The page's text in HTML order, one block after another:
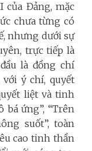
của Đảng, mặc
chưa từng có
nhưng dưới sự
trực tiếp là
là đồng chí
ý chí, quyết
liệt và tinh
bá ứng”, “Trên
suốt”, toàn
cao tinh thần